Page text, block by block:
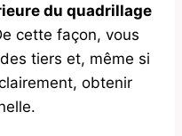
du quadrillage
cette façon, vous
tiers et, même si
obtenir